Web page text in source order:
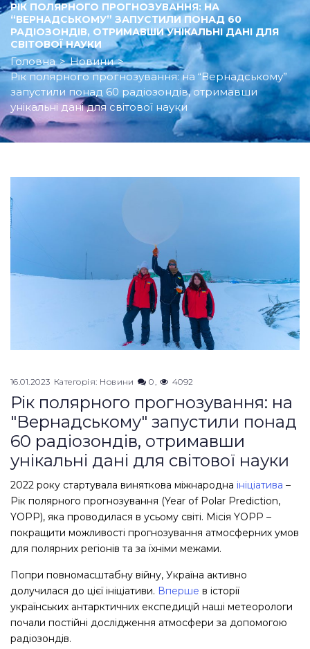
РІК ПОЛЯРНОГО ПРОГНОЗУВАННЯ: НА
“ВЕРНАДСЬКОМУ” ЗАПУСТИЛИ ПОНАД 60
РАДІОЗОНДІВ, ОТРИМАВШИ УНІКАЛЬНІ ДАНІ ДЛЯ
СВІТОВОЇ НАУКИ
Головна > Новини >
Рік полярного прогнозування: на “Вернадському”
запустили понад 60 радіозондів, отримавши
унікальні дані для світової науки
16.01.2023 Категорія: Новини 0 4092
Рік полярного прогнозування: на
"Вернадському" запустили понад
60 радіозондів, отримавши
унікальні дані для світової науки
2022 року стартувала виняткова міжнародна ініціатива –
Рік полярного прогнозування (Year of Polar Prediction,
YOPP), яка проводилася в усьому світі. Місія YOPP –
покращити можливості прогнозування атмосферних умов
для полярних регіонів та за їхніми межами.
Попри повномасштабну війну, Україна активно
долучилася до цієї ініціативи. Вперше в історії
українських антарктичних експедицій наші метеорологи
почали постійні дослідження атмосфери за допомогою
радіозондів.